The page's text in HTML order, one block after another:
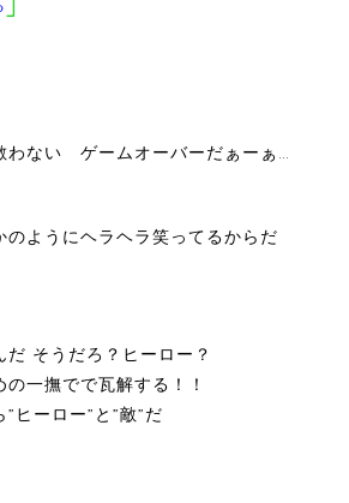
わない ゲームオーバーだぁーぁ…
ようにヘラヘラ笑ってるからだ
そうだろ？ヒーロー？
一撫でで瓦解する！！
ーロー”と”敵”だ